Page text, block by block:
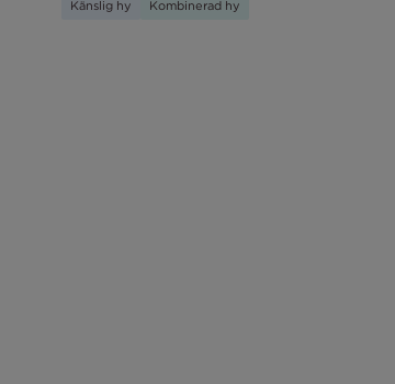
Känslig hy Kombinerad hy